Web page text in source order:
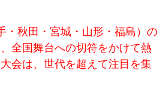
・秋田・宮城・山形・福島）の
全国舞台への切符をかけて熱
会は、世代を超えて注目を集